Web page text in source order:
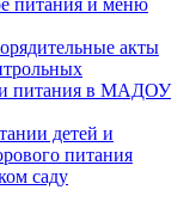
питания и меню
акты
питания в МАДОУ
детей и
питания
саду